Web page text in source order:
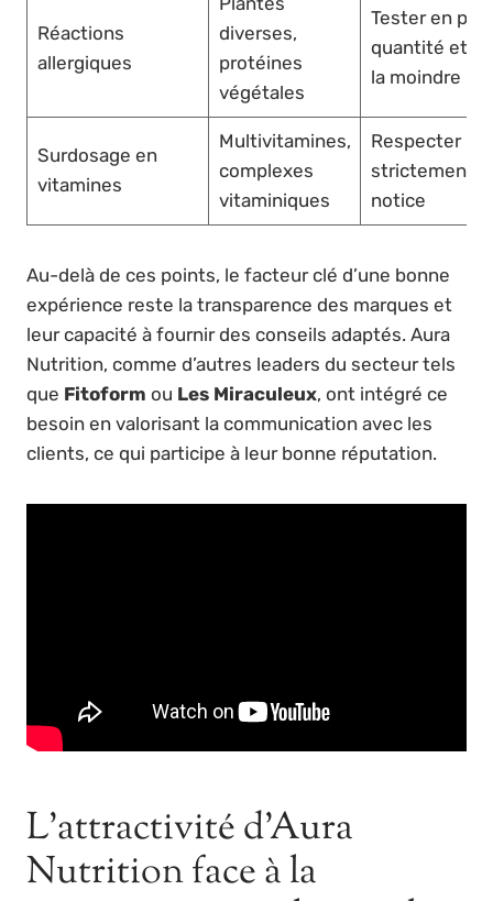
Réactions
allergiques
diverses,
protéines
végétales
Tester en
quantité et
la moindre
Surdosage en
vitamines
Multivitamines,
complexes
vitaminiques
Respecter
strictement la
notice
Au-delà de ces points, le facteur clé d’une bonne
expérience reste la transparence des marques et
leur capacité à fournir des conseils adaptés. Aura
Nutrition, comme d’autres leaders du secteur tels
que Fitoform ou Les Miraculeux, ont intégré ce
besoin en valorisant la communication avec les
clients, ce qui participe à leur bonne réputation.
L’attractivité d’Aura
Nutrition face à la